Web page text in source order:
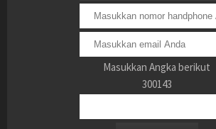
Masukkan Angka berikut
300143